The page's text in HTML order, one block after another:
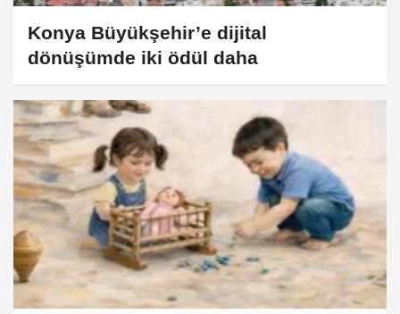
Konya Büyükşehir’e dijital
dönüşümde iki ödül daha